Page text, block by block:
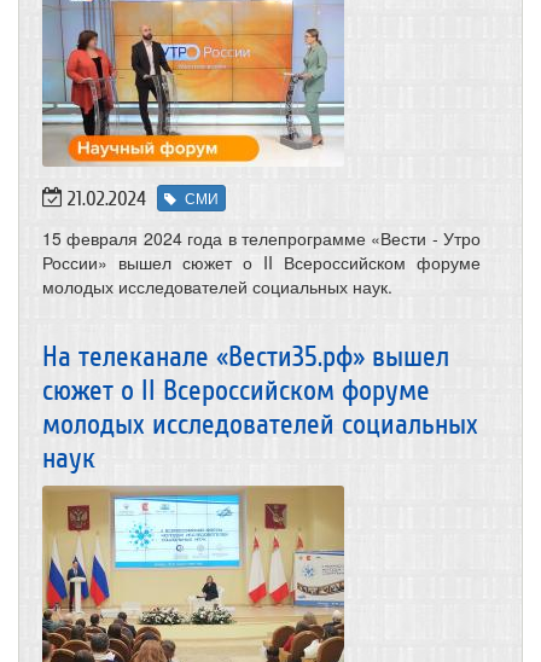
21.02.2024 СМИ
15 февраля 2024 года в телепрограмме «Вести ‑ Утро
России» вышел сюжет о II Всероссийском форуме
молодых исследователей социальных наук.
На телеканале «Вести35.рф» вышел
сюжет о II Всероссийском форуме
молодых исследователей социальных
наук